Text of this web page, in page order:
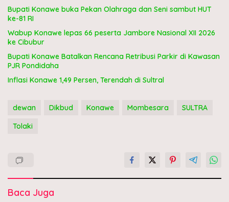
Bupati Konawe buka Pekan Olahraga dan Seni sambut HUT
ke-81 RI
Wabup Konawe lepas 66 peserta Jambore Nasional XII 2026
ke Cibubur
Bupati Konawe Batalkan Rencana Retribusi Parkir di Kawasan
PJR Pondidaha
Inflasi Konawe 1,49 Persen, Terendah di Sultral
dewan Dikbud Konawe Mombesara
SULTRA
Tolaki
Baca Juga